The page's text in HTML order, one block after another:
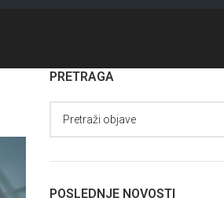
PRETRAGA
POSLEDNJE NOVOSTI